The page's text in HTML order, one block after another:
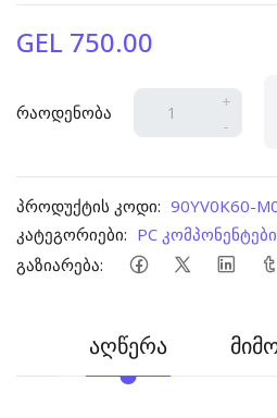
GEL 750.00
რაოდენობა
+
-
პროდუქტის კოდი: 90YV0K60-
კატეგორიები: PC კომპონენტები
გაზიარება:
აღწერა